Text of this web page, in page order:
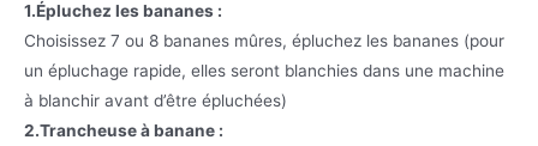
1.Épluchez les bananes :
Choisissez 7 ou 8 bananes mûres, épluchez les bananes (pour
un épluchage rapide, elles seront blanchies dans une machine
à blanchir avant d’être épluchées)
2.Trancheuse à banane :